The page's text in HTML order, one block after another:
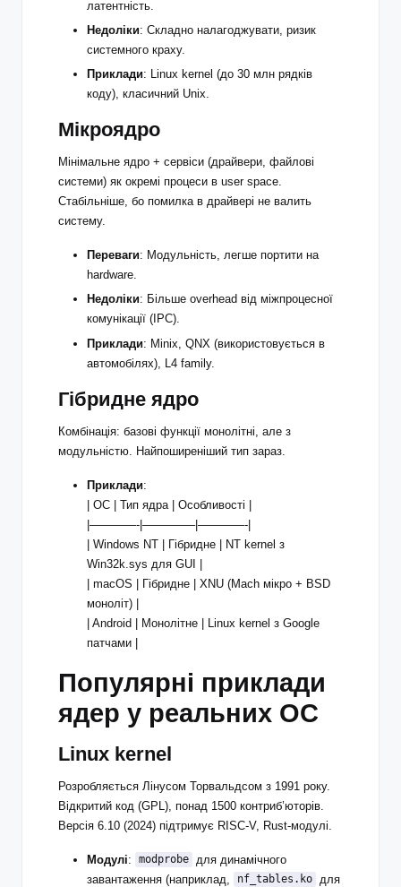
латентність.
Недоліки: Складно налагоджувати, ризик
системного краху.
Приклади: Linux kernel (до 30 млн рядків
коду), класичний Unix.
Мікроядро
Мінімальне ядро + сервіси (драйвери, файлові
системи) як окремі процеси в user space.
Стабільніше, бо помилка в драйвері не валить
систему.
Переваги: Модульність, легше портити на
hardware.
Недоліки: Більше overhead від міжпроцесної
комунікації (IPC).
Приклади: Minix, QNX (використовується в
автомобілях), L4 family.
Гібридне ядро
Комбінація: базові функції монолітні, але з
модульністю. Найпоширеніший тип зараз.
Приклади:
| ОС | Тип ядра | Особливості |
|————-|————–|————-|
| Windows NT | Гібридне | NT kernel з
Win32k.sys для GUI |
| macOS | Гібридне | XNU (Mach мікро + BSD
моноліт) |
| Android | Монолітне | Linux kernel з Google
патчами |
Популярні приклади
ядер у реальних ОС
Linux kernel
Розробляється Лінусом Торвальдсом з 1991 року.
Відкритий код (GPL), понад 1500 контриб’юторів.
Версія 6.10 (2024) підтримує RISC-V, Rust-модулі.
Модулі: modprobe
для динамічного
завантаження (наприклад,
nf_tables.ko
для